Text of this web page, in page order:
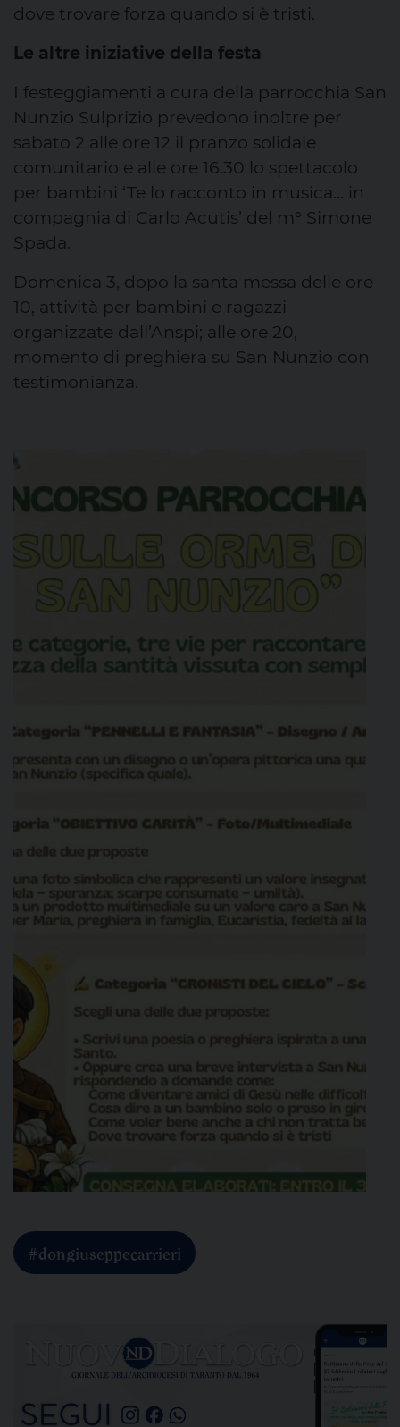
dove trovare forza quando si è tristi.
Le altre iniziative della festa
I festeggiamenti a cura della parrocchia San
Nunzio Sulprizio prevedono inoltre per
sabato 2 alle ore 12 il pranzo solidale
comunitario e alle ore 16.30 lo spettacolo
per bambini ‘Te lo racconto in musica… in
compagnia di Carlo Acutis’ del m° Simone
Spada.
Domenica 3, dopo la santa messa delle ore
10, attività per bambini e ragazzi
organizzate dall’Anspi; alle ore 20,
momento di preghiera su San Nunzio con
testimonianza.
#dongiuseppecarrieri